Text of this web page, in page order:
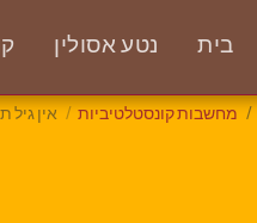
בית נטע אסולין
מחשבות קונסטלטיביות אין גיל